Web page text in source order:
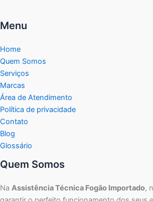
Menu
Home
Quem Somos
Serviços
Marcas
Área de Atendimento
Política de privacidade
Contato
Blog
Glossário
Quem Somos
Na Assistência Técnica Fogão Importado,